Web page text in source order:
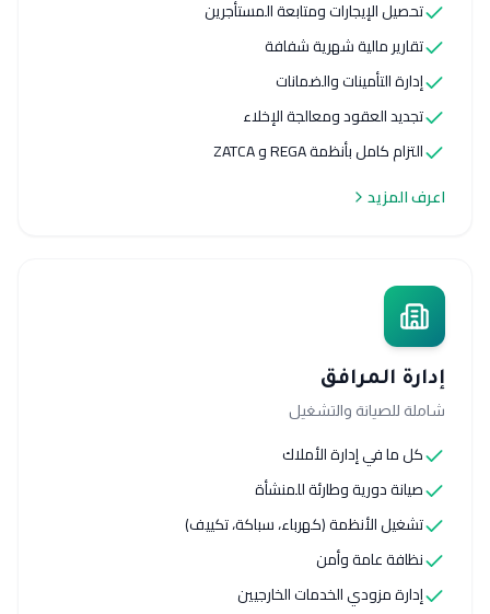
تحصيل الإيجارات ومتابعة المستأجرين
تقارير مالية شهرية شفافة
إدارة التأمينات والضمانات
تجديد العقود ومعالجة الإخلاء
التزام كامل بأنظمة REGA و ZATCA
اعرف المزيد
إدارة المرافق
شاملة للصيانة والتشغيل
كل ما في إدارة الأملاك
صيانة دورية وطارئة للمنشأة
تشغيل الأنظمة (كهرباء، سباكة، تكييف)
نظافة عامة وأمن
إدارة مزودي الخدمات الخارجيين